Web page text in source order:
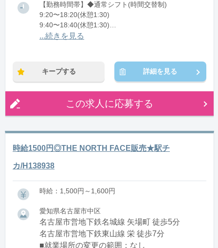
【勤務時間帯】◆通常シフト(時間交替制)
9:20〜18:20(休憩1:30)
9:40〜18:40(休憩1:30)
10:10〜19:10(休憩1:30)
※残業：5〜10時間程度/月
...続きを見る
キープする 詳細を見る
この求人に応募する
時給1500円◎THE NORTH FACE販売★駅チ
カ/H138938
時給：1,500円～1,600円
愛知県名古屋市中区
名古屋市営地下鉄名城線 矢場町 徒歩5分
名古屋市営地下鉄東山線 栄 徒歩7分
■就業場所の変更の範囲：なし